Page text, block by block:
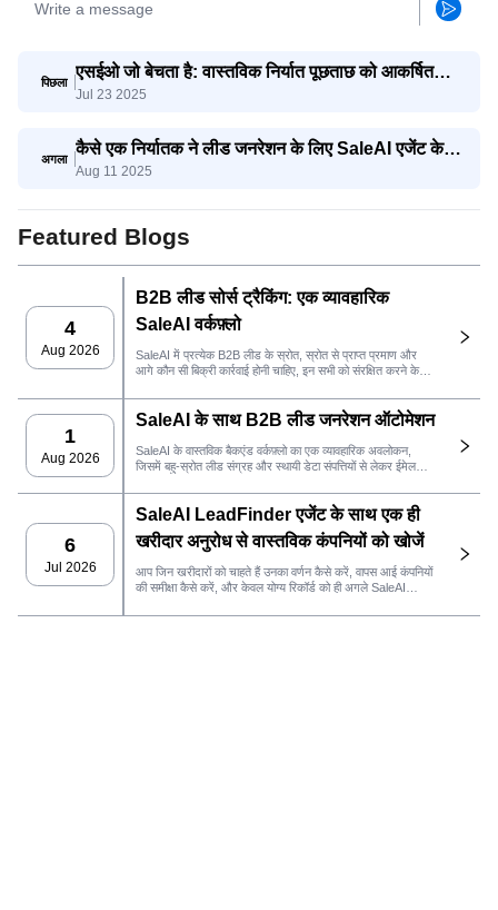
पिछला
एसईओ जो बेचता है: वास्तविक निर्यात पूछताछ को आकर्षित
करने के लिए एआई का उपयोग करना
Jul 23 2025
अगला
कैसे एक निर्यातक ने लीड जनरेशन के लिए SaleAI एजेंट के
साथ मिलकर योग्य लीड्स को तीन गुना बढ़ाया
Aug 11 2025
Featured Blogs
4
Aug 2026
B2B लीड सोर्स ट्रैकिंग: एक व्यावहारिक
SaleAI वर्कफ़्लो
SaleAI में प्रत्येक B2B लीड के स्रोत, स्रोत से प्राप्त प्रमाण और
आगे कौन सी बिक्री कार्रवाई होनी चाहिए, इन सभी को संरक्षित करने के
1
Aug 2026
SaleAI के साथ B2B लीड जनरेशन ऑटोमेशन
SaleAI के वास्तविक बैकएंड वर्कफ़्लो का एक व्यावहारिक अवलोकन,
जिसमें बहु-स्रोत लीड संग्रह और स्थायी डेटा संपत्तियों से लेकर ईमेल
6
Jul 2026
SaleAI LeadFinder एजेंट के साथ एक ही
खरीदार अनुरोध से वास्तविक कंपनियों को खोजें
आप जिन खरीदारों को चाहते हैं उनका वर्णन कैसे करें, वापस आई कंपनियों
की समीक्षा कैसे करें, और केवल योग्य रिकॉर्ड को ही अगले SaleAI